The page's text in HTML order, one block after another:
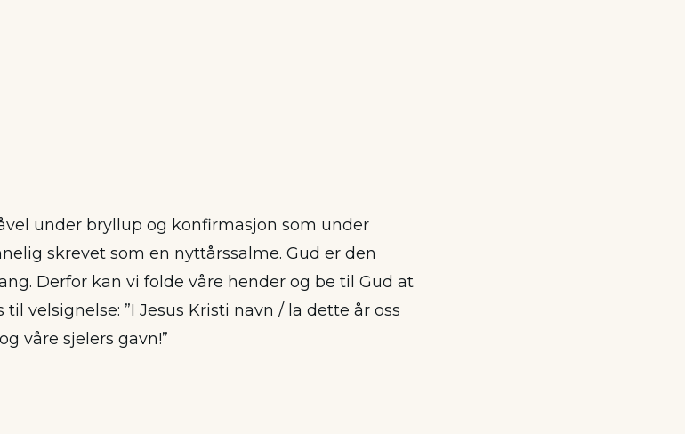
under bryllup og konfirmasjon som under
skrevet som en nyttårssalme. Gud er den
Derfor kan vi folde våre hender og be til Gud at
velsignelse: ”I Jesus Kristi navn / la dette år oss
våre sjelers gavn!”